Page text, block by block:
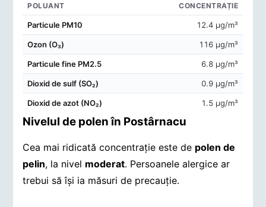
POLUANT CONCENTRAȚIE
Particule PM10 12.4 μg/m³
Ozon (O₃) 116 μg/m³
Particule fine PM2.5 6.8 μg/m³
Dioxid de sulf (SO₂) 0.9 μg/m³
Dioxid de azot (NO₂) 1.5 μg/m³
Nivelul de polen în Postârnacu
Cea mai ridicată concentrație este de polen de
pelin, la nivel moderat. Persoanele alergice ar
trebui să își ia măsuri de precauție.